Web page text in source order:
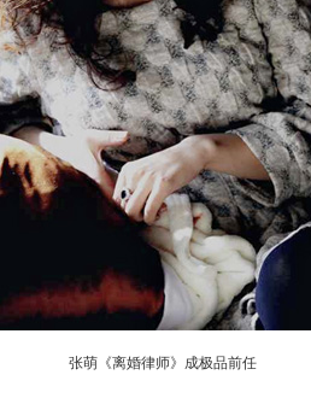
张萌《离婚律师》成极品前任